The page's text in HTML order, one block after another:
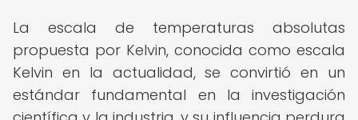
La escala de temperaturas absolutas
propuesta por Kelvin, conocida como escala
Kelvin en la actualidad, se convirtió en un
estándar fundamental en la investigación